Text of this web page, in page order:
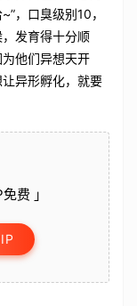
，口臭级别10，
发育得十分顺
他们异想天开
异形孵化，就要
费 」